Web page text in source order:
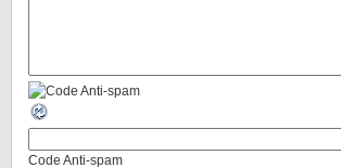
Code Anti-spam